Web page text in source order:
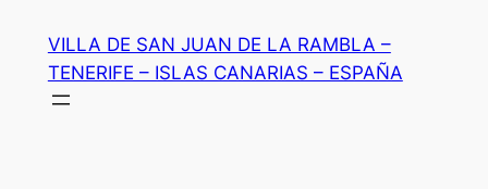
contenido
VILLA DE SAN JUAN DE LA RAMBLA –
TENERIFE – ISLAS CANARIAS – ESPAÑA